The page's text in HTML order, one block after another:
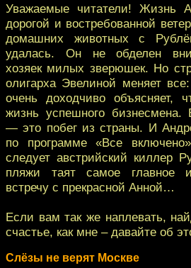
Уважаемые читатели! Жизнь
дорогой и востребованной
домашних животных с
удалась. Он не обделен
хозяек милых зверюшек. Но
олигарха Эвелиной меняет
очень доходчиво объясняет,
жизнь успешного бизнесмена.
— это побег из страны. И
по программе «Все
следует австрийский киллер
пляжи таят самое главное
встречу с прекрасной Анной…
Если вам так же наплевать,
счастье, как мне – давайте об
Слёзы не верят Москве